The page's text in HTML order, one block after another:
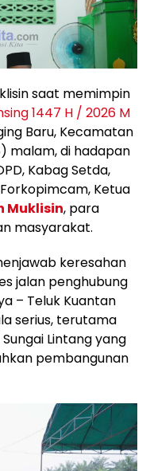
saat memimpin
1447 H / 2026 M
Baru, Kecamatan
malam, di hadapan
Kabag Setda,
Ketua
Muklisin, para
masyarakat.
keresahan
jalan penghubung
– Teluk Kuantan
serius, terutama
Lintang yang
pembangunan